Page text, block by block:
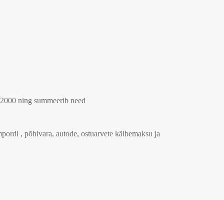
ning summeerib need
, põhivara, autode, ostuarvete käibemaksu ja